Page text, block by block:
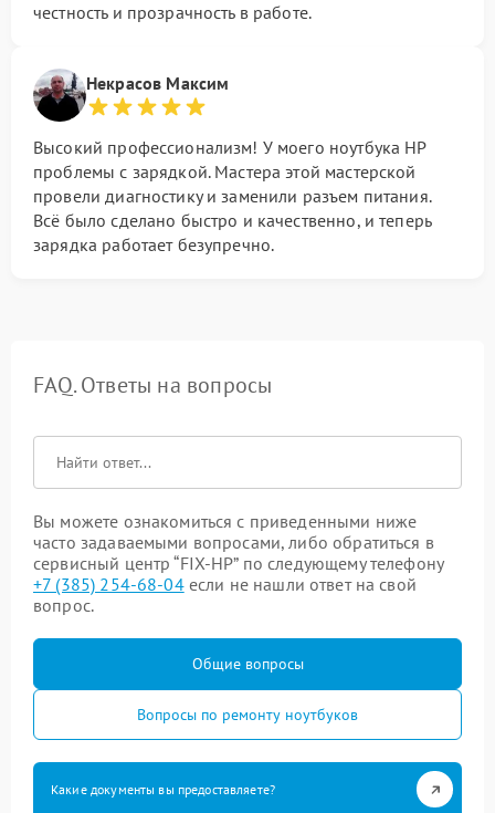
честность и прозрачность в работе.
Некрасов Максим
Высокий профессионализм! У моего ноутбука HP
проблемы с зарядкой. Мастера этой мастерской
провели диагностику и заменили разъем питания.
Всё было сделано быстро и качественно, и теперь
зарядка работает безупречно.
FAQ. Ответы на вопросы
Вы можете ознакомиться с приведенными ниже
часто задаваемыми вопросами, либо обратиться в
сервисный центр “FIX-HP” по следующему телефону
+7 (385) 254-68-04если не нашли ответ на свой
вопрос.
Общие вопросы
Вопросы по ремонту ноутбуков
Какие документы вы предоставляете?